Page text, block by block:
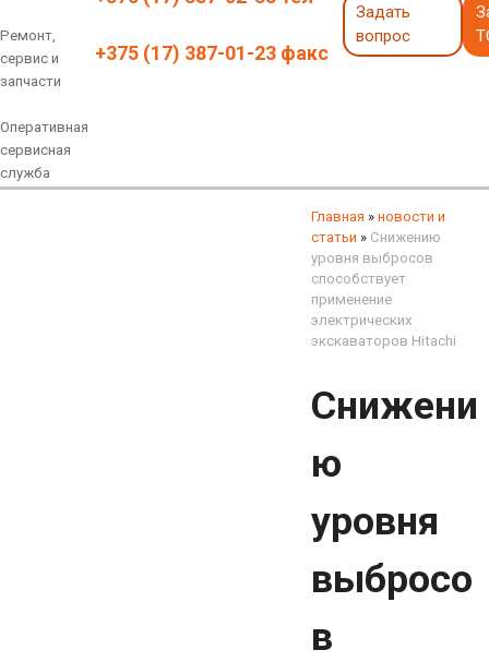
Ремонт,
сервис и
запчасти
Оперативная
сервисная
служба
+375 (17) 387-01-23 факс
Задать
вопрос
Главная » новости и
статьи » Снижению
уровня выбросов
способствует
применение
электрических
экскаваторов Hitachi
Снижени
ю
уровня
выбросо
в